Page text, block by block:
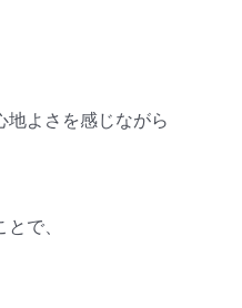
地よさを感じながら
で、